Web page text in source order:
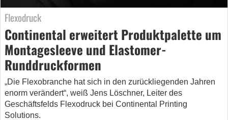
Flexodruck
Continental erweitert Produktpalette um
Montagesleeve und Elastomer-
Runddruckformen
„Die Flexobranche hat sich in den zurückliegenden Jahren
enorm verändert“, weiß Jens Löschner, Leiter des
Geschäftsfelds Flexodruck bei Continental Printing
Solutions.